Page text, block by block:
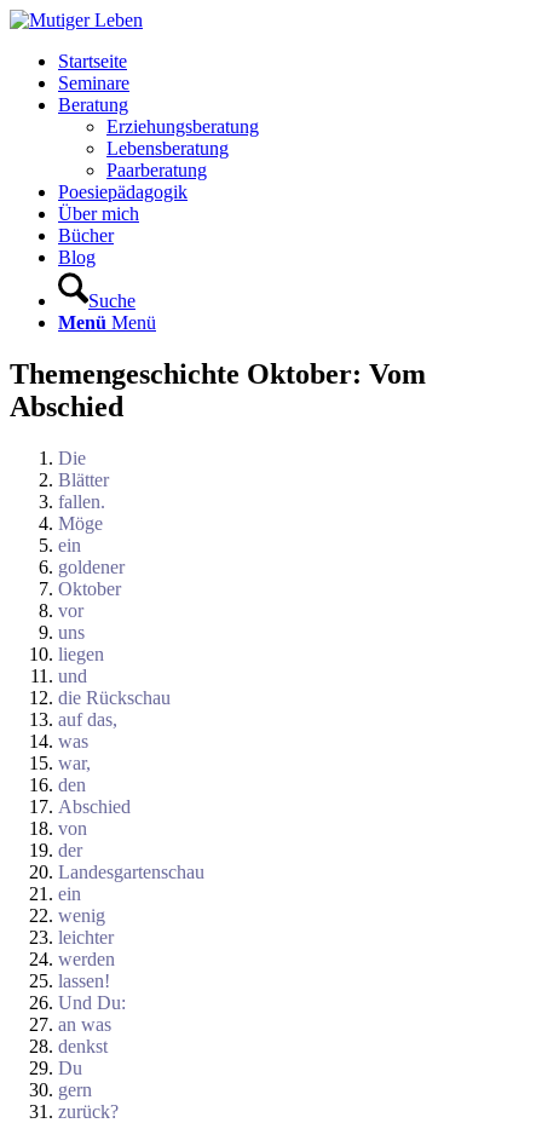
Startseite
Seminare
Beratung
Erziehungsberatung
Lebensberatung
Paarberatung
Poesiepädagogik
Über mich
Bücher
Blog
Suche
Menü Menü
Themengeschichte Oktober: Vom
Abschied
Die
Blätter
fallen.
Möge
ein
goldener
Oktober
vor
uns
liegen
und
die Rückschau
auf das,
was
war,
den
Abschied
von
der
Landesgartenschau
ein
wenig
leichter
werden
lassen!
Und Du:
an was
denkst
Du
gern
zurück?